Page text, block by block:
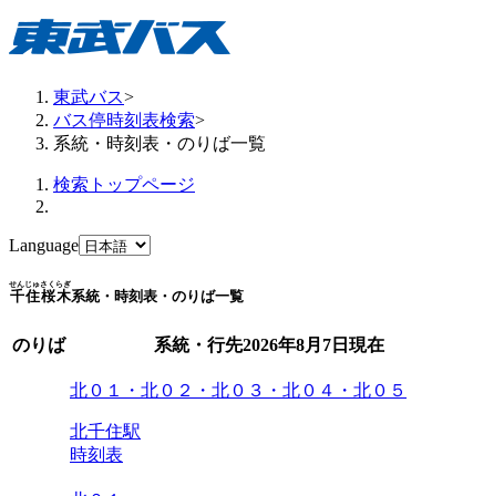
東武バス>
バス停時刻表検索>
系統・時刻表・のりば一覧
検索トップページ
Language
千住桜木
せんじゅさくらぎ
系統・時刻表・のりば一覧
のりば 系統・行先2026年8月7日 現在
北０１・北０２・北０３・北０４・北０５
北千住駅
時刻表